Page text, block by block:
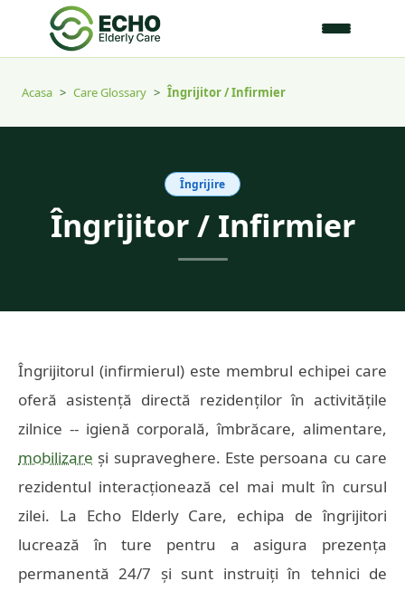
Acasa > Care Glossary > Îngrijitor / Infirmier
Îngrijire
Îngrijitor / Infirmier
Îngrijitorul (infirmierul) este membrul echipei care
oferă asistență directă rezidenților în activitățile
zilnice -- igienă corporală, îmbrăcare, alimentare,
mobilizare și supraveghere. Este persoana cu care
rezidentul interacționează cel mai mult în cursul
zilei. La Echo Elderly Care, echipa de îngrijitori
lucrează în ture pentru a asigura prezența
permanentă 24/7 și sunt instruiți în tehnici de